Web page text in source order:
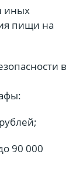
иных
пищи на
в
90 000